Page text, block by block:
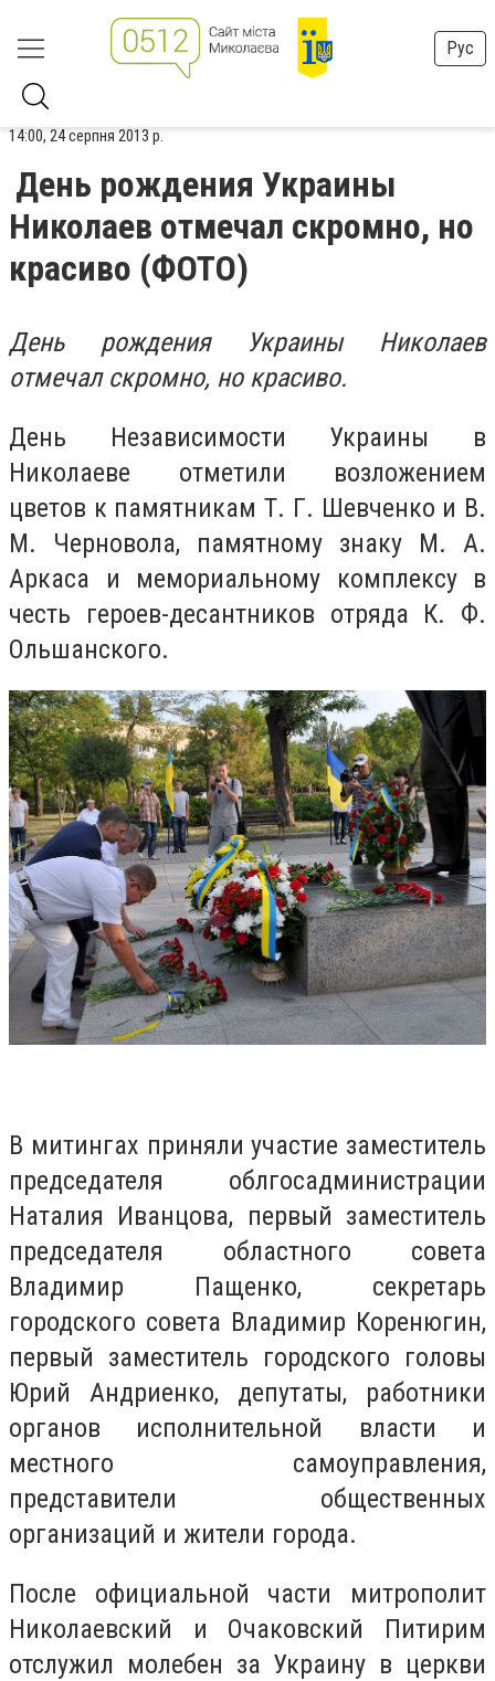
Рус
14:00, 24 серпня 2013 р.
День рождения Украины
Николаев отмечал скромно, но
красиво (ФОТО)
День рождения Украины Николаев
отмечал скромно, но красиво.
День Независимости Украины в
Николаеве отметили возложением
цветов к памятникам Т. Г. Шевченко и В.
М. Черновола, памятному знаку М. А.
Аркаса и мемориальному комплексу в
честь героев-десантников отряда К. Ф.
Ольшанского.
В митингах приняли участие заместитель
председателя облгосадминистрации
Наталия Иванцова, первый заместитель
председателя областного совета
Владимир Пащенко, секретарь
городского совета Владимир Коренюгин,
первый заместитель городского головы
Юрий Андриенко, депутаты, работники
органов исполнительной власти и
местного самоуправления,
представители общественных
организаций и жители города.
После официальной части митрополит
Николаевский и Очаковский Питирим
отслужил молебен за Украину в церкви